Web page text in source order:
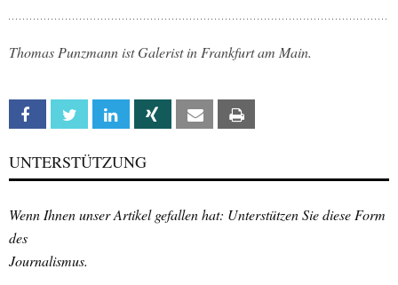
Thomas Punzmann ist Galerist in Frankfurt am Main.
Facebook Twitter Linkedin Xing Email
UNTERSTÜTZUNG
Wenn Ihnen unser Artikel gefallen hat: Unterstützen Sie diese Form
des
Journalismus.